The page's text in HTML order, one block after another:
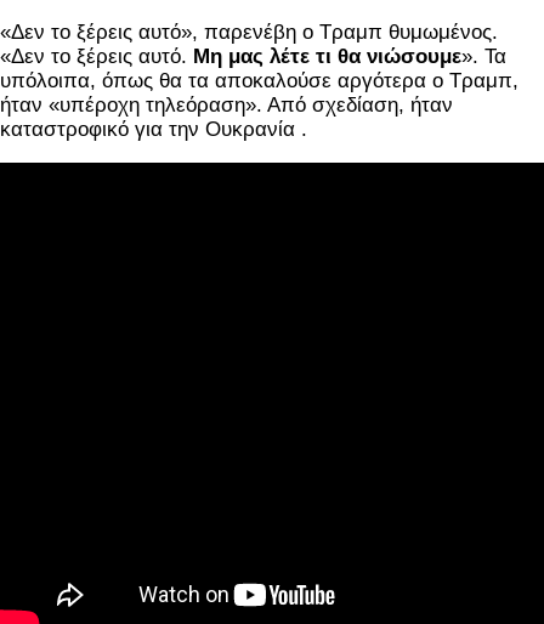
«Δεν το ξέρεις αυτό», παρενέβη ο Τραμπ θυμωμένος.
«Δεν το ξέρεις αυτό. Μη μας λέτε τι θα νιώσουμε». Τα
υπόλοιπα, όπως θα τα αποκαλούσε αργότερα ο Τραμπ,
ήταν «υπέροχη τηλεόραση». Από σχεδίαση, ήταν
καταστροφικό για την Ουκρανία .